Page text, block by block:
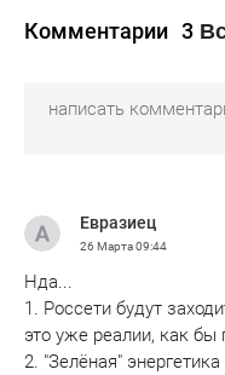
Комментарии 3
Евразиец
26 Марта09:44
Нда...
1. Россети будут
это уже реалии, как бы
2. "Зелёная"